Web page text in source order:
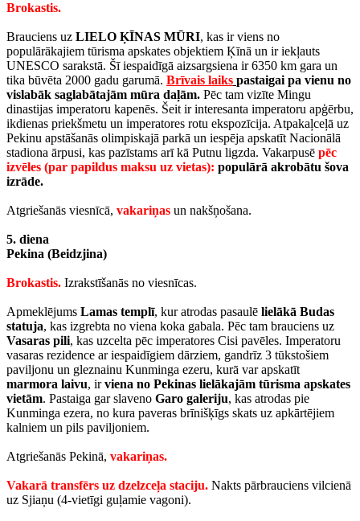
Brokastis.
Brauciens uz LIELO ĶĪNAS MŪRI, kas ir viens no
populārākajiem tūrisma apskates objektiem Ķīnā un ir iekļauts
UNESCO sarakstā. Šī iespaidīgā aizsargsiena ir 6350 km gara un
tika būvēta 2000 gadu garumā. Brīvais laiks pastaigai pa vienu no
vislabāk saglabātajām mūra daļām. Pēc tam vizīte Mingu
dinastijas imperatoru kapenēs. Šeit ir interesanta imperatoru apģērbu,
ikdienas priekšmetu un imperatores rotu ekspozīcija. Atpakaļceļā uz
Pekinu apstāšanās olimpiskajā parkā un iespēja apskatīt Nacionālā
stadiona ārpusi, kas pazīstams arī kā Putnu ligzda. Vakarpusē pēc
izvēles (par papildus maksu uz vietas): populārā akrobātu šova
izrāde.
Atgriešanās viesnīcā, vakariņas un nakšņošana.
5. diena
Pekina (Beidzjina)
Brokastis. Izrakstīšanās no viesnīcas.
Apmeklējums Lamas templī, kur atrodas pasaulē lielākā Budas
statuja, kas izgrebta no viena koka gabala. Pēc tam brauciens uz
Vasaras pili, kas uzcelta pēc imperatores Cisi pavēles. Imperatoru
vasaras rezidence ar iespaidīgiem dārziem, gandrīz 3 tūkstošiem
paviljonu un gleznainu Kunminga ezeru, kurā var apskatīt
marmora laivu, irviena no Pekinas lielākajām tūrisma apskates
vietām. Pastaiga gar slaveno Garo galeriju, kas atrodas pie
Kunminga ezera, no kura paveras brīnišķīgs skats uz apkārtējiem
kalniem un pils paviljoniem.
Atgriešanās Pekinā, vakariņas.
Vakarā transfērs uz dzelzceļa staciju. Nakts pārbrauciens vilcienā
uz Sjiaņu (4-vietīgi guļamie vagoni).